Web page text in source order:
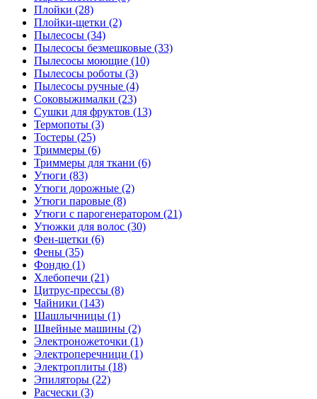
Плойки (28)
Плойки-щетки (2)
Пылесосы (34)
Пылесосы безмешковые (33)
Пылесосы моющие (10)
Пылесосы роботы (3)
Пылесосы ручные (4)
Соковыжималки (23)
Сушки для фруктов (13)
Термопоты (3)
Тостеры (25)
Триммеры (6)
Триммеры для ткани (6)
Утюги (83)
Утюги дорожные (2)
Утюги паровые (8)
Утюги с парогенератором (21)
Утюжки для волос (30)
Фен-щетки (6)
Фены (35)
Фондю (1)
Хлебопечи (21)
Цитрус-прессы (8)
Чайники (143)
Шашлычницы (1)
Швейные машины (2)
Электроножеточки (1)
Электроперечници (1)
Электроплиты (18)
Эпиляторы (22)
Расчески (3)